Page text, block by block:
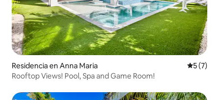
Residencia en Anna Maria
5 (7)
Rooftop Views! Pool, Spa and Game Room!